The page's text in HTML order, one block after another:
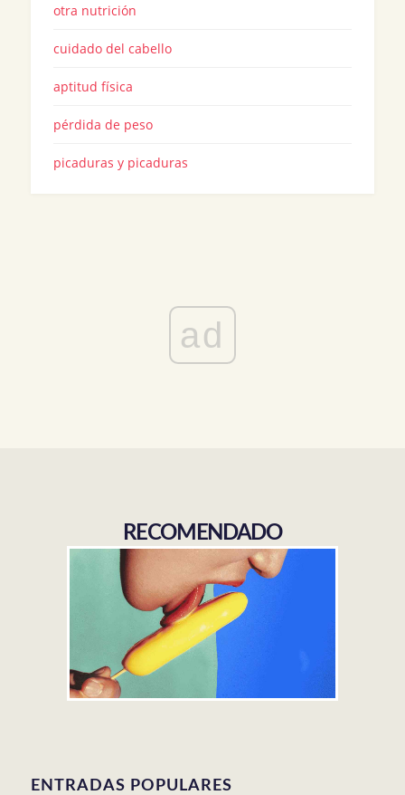
otra nutrición
cuidado del cabello
aptitud física
pérdida de peso
picaduras y picaduras
ad
RECOMENDADO
ENTRADAS POPULARES